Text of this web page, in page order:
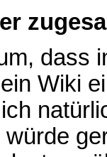
dass
Wiki
würde